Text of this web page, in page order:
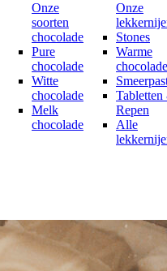
Onze
soorten
chocolade
Pure
chocolade
Witte
chocolade
Melk
chocolade
Onze
Stones
Warme
Repen
Alle